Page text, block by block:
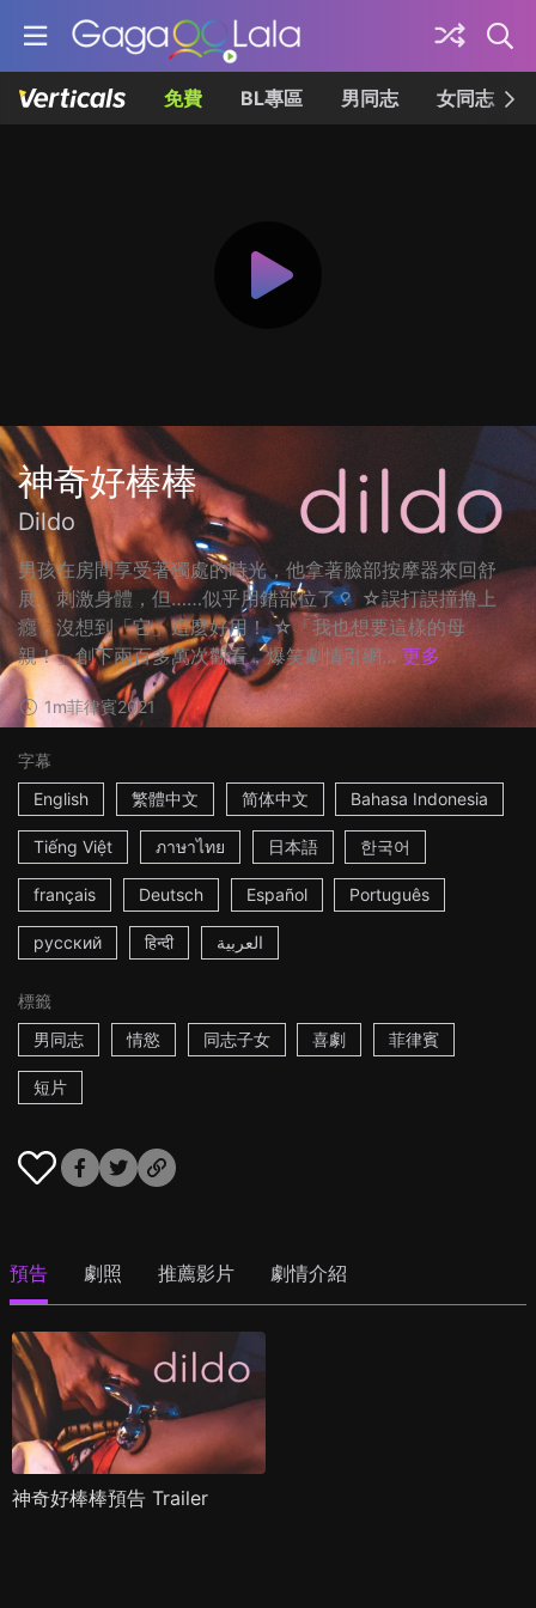
免費 BL專區 男同志 女同志
神奇好棒棒
Dildo
男孩在房間享受著獨處的時光，他拿著臉部按摩器來回舒
展、刺激身體，但……似乎用錯部位了？ ☆誤打誤撞撸上
癮，沒想到「它」這麼好用！ ☆「我也想要這樣的母
親！」創下兩百多萬次觀看，爆笑劇情引網... 更多
1m菲律賓2021
字幕
English
繁體中文 简体中文 Bahasa Indonesia
Tiếng Việt ภาษาไทย 日本語 한국어
français Deutsch Español Português
русский हिन्दी العربية
標籤
男同志
情慾 同志子女 喜劇 菲律賓
短片
預告 劇照 推薦影片 劇情介紹
神奇好棒棒預告 Trailer